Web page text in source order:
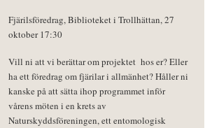
Fjärilsföredrag, Biblioteket i Trollhättan, 27
oktober 17:30
Vill ni att vi berättar om projektet hos er? Eller
ha ett föredrag om fjärilar i allmänhet? Håller ni
kanske på att sätta ihop programmet inför
vårens möten i en krets av
Naturskyddsföreningen, ett entomologisk